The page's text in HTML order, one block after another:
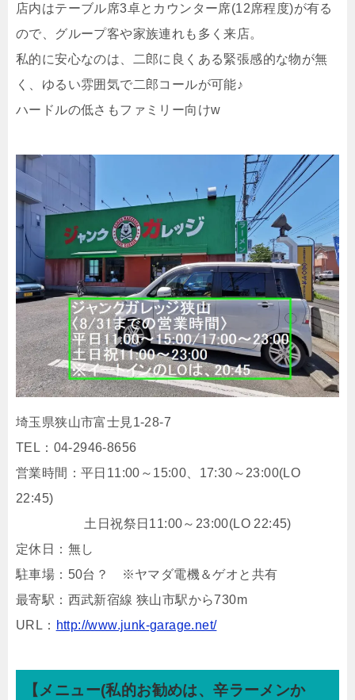
店内はテーブル席3卓とカウンター席(12席程度)が有る
ので、グループ客や家族連れも多く来店。
私的に安心なのは、二郎に良くある緊張感的な物が無
く、ゆるい雰囲気で二郎コールが可能♪
ハードルの低さもファミリー向けw
埼玉県狭山市富士見1-28-7
TEL：04-2946-8656
営業時間：平日11:00～15:00、17:30～23:00(LO
22:45)
土日祝祭日11:00～23:00(LO 22:45)
定休日：無し
駐車場：50台？ ※ヤマダ電機＆ゲオと共有
最寄駅：西武新宿線 狭山市駅から730m
URL： http://www.junk-garage.net/
【メニュー(私的お勧めは、辛ラーメンか